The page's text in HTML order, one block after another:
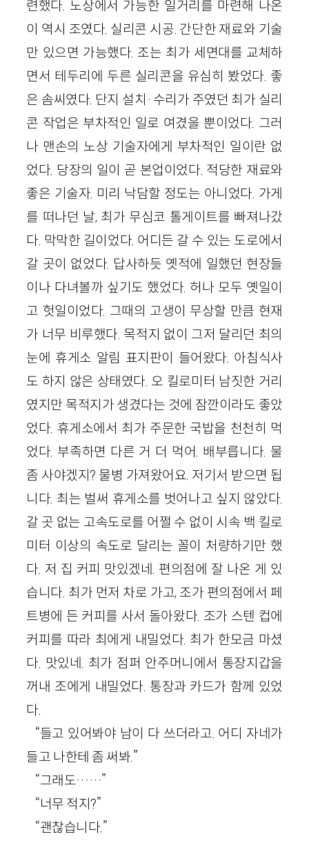
련했다. 노상에서 가능한 일거리를 마련해 나온
이 역시 조였다. 실리콘 시공. 간단한 재료와 기술
만 있으면 가능했다. 조는 최가 세면대를 교체하
면서 테두리에 두른 실리콘을 유심히 봤었다. 좋
은 솜씨였다. 단지 설치·수리가 주였던 최가 실리
콘 작업은 부차적인 일로 여겼을 뿐이었다. 그러
나 맨손의 노상 기술자에게 부차적인 일이란 없
었다. 당장의 일이 곧 본업이었다. 적당한 재료와
좋은 기술자. 미리 낙담할 정도는 아니었다. 가게
를 떠나던 날, 최가 무심코 톨게이트를 빠져나갔
다. 막막한 길이었다. 어디든 갈 수 있는 도로에서
갈 곳이 없었다. 답사하듯 옛적에 일했던 현장들
이나 다녀볼까 싶기도 했었다. 허나 모두 옛일이
고 헛일이었다. 그때의 고생이 무상할 만큼 현재
가 너무 비루했다. 목적지 없이 그저 달리던 최의
눈에 휴게소 알림 표지판이 들어왔다. 아침식사
도 하지 않은 상태였다. 오 킬로미터 남짓한 거리
였지만 목적지가 생겼다는 것에 잠깐이라도 좋았
었다. 휴게소에서 최가 주문한 국밥을 천천히 먹
었다. 부족하면 다른 거 더 먹어. 배부릅니다. 물
좀 사야겠지? 물병 가져왔어요. 저기서 받으면 됩
니다. 최는 벌써 휴게소를 벗어나고 싶지 않았다.
갈 곳 없는 고속도로를 어쩔 수 없이 시속 백 킬로
미터 이상의 속도로 달리는 꼴이 처량하기만 했
다. 저 집 커피 맛있겠네. 편의점에 잘 나온 게 있
습니다. 최가 먼저 차로 가고, 조가 편의점에서 페
트병에 든 커피를 사서 돌아왔다. 조가 스텐 컵에
커피를 따라 최에게 내밀었다. 최가 한모금 마셨
다. 맛있네. 최가 점퍼 안주머니에서 통장지갑을
꺼내 조에게 내밀었다. 통장과 카드가 함께 있었
다.
“들고 있어봐야 남이 다 쓰더라고. 어디 자네가
들고 나한테 좀 써봐.”
“그래도……”
“너무 적지?”
“괜찮습니다.”